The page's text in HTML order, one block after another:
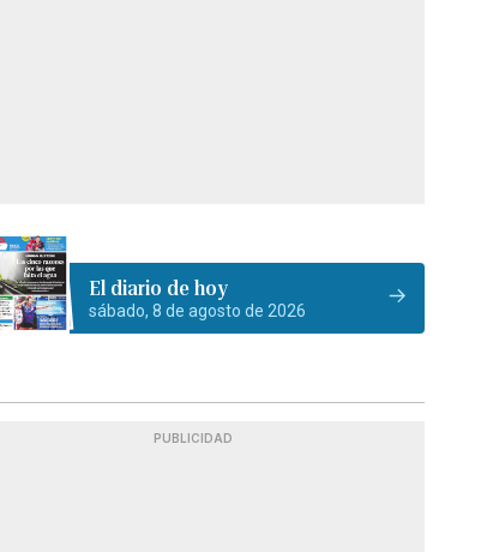
El diario de hoy
sábado, 8 de agosto de 2026
PUBLICIDAD